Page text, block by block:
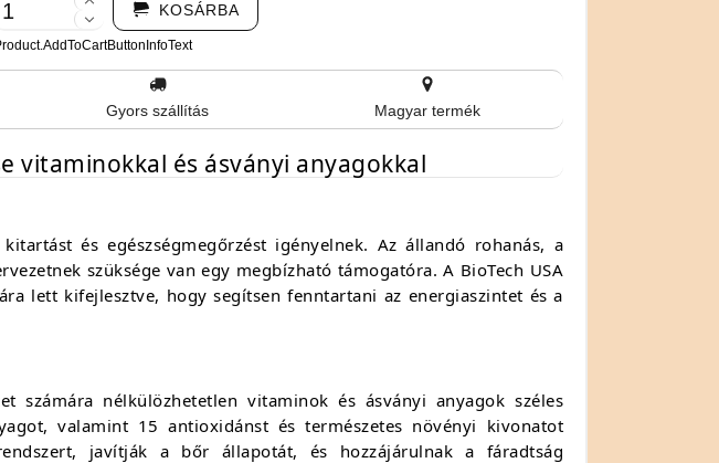
KOSÁRBA
Gyors szállítás Magyar termék
vitaminokkal és ásványi anyagokkal
és egészségmegőrzést igényelnek. Az állandó rohanás, a
szüksége van egy megbízható támogatóra. A BioTech USA
lett kifejlesztve, hogy segítsen fenntartani az energiaszintet és a
számára nélkülözhetetlen vitaminok és ásványi anyagok széles
valamint 15 antioxidánst és természetes növényi kivonatot
javítják a bőr állapotát, és hozzájárulnak a fáradtság